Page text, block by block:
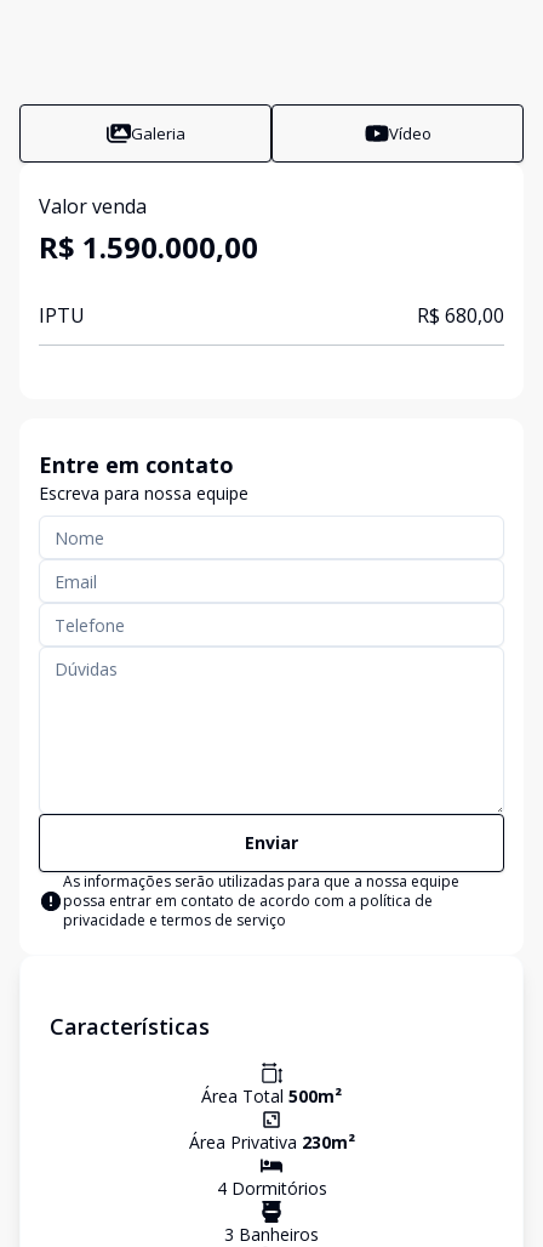
Galeria Vídeo
Valor venda
R$ 1.590.000,00
IPTU R$ 680,00
Entre em contato
Escreva para nossa equipe
Enviar
As informações serão utilizadas para que a nossa equipe
possa entrar em contato de acordo com a política de
privacidade e termos de serviço
Características
Área Total 500m²
Área Privativa 230m²
4Dormitórios
3 Banheiros